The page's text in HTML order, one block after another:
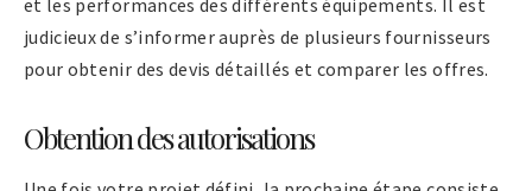
judicieux de s’informer auprès de plusieurs fournisseurs
pour obtenir des devis détaillés et comparer les offres.
Obtention des autorisations